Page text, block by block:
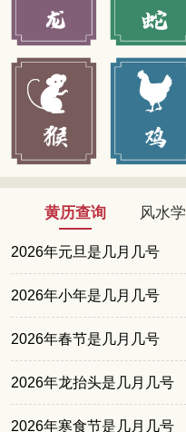
黄历查询 风水学
2026年元旦是几月几号
2026年小年是几月几号
2026年春节是几月几号
2026年龙抬头是几月几号
2026年寒食节是几月几号